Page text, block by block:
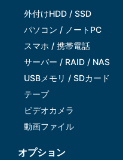
外付けHDD / SSD
パソコン / ノートPC
スマホ / 携帯電話
サーバー / RAID / NAS
USBメモリ / SDカード
テープ
ビデオカメラ
動画ファイル
オプション